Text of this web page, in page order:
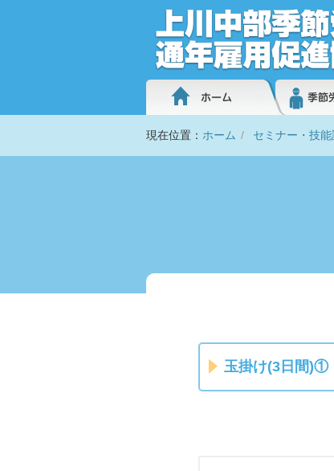
現在位置： ホーム セミナー・技能
玉掛け(3日間)①